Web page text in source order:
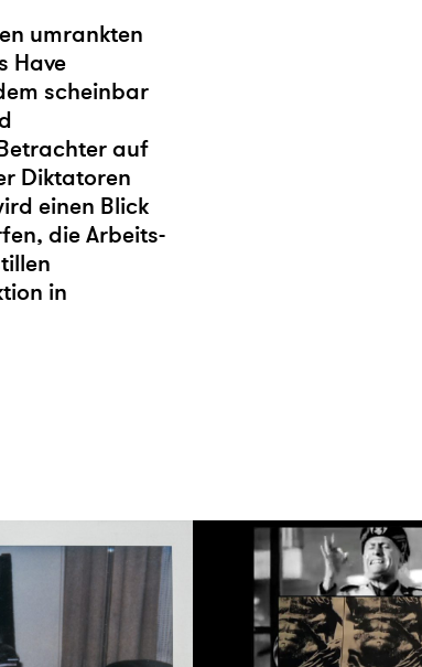
umrankten
Have
scheinbar
auf
Diktatoren
einen Blick
die Arbeits-
in